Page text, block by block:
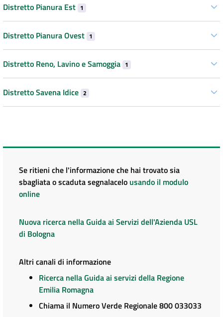
Distretto Pianura Est 1
Distretto Pianura Ovest 1
Distretto Reno, Lavino e Samoggia 1
Distretto Savena Idice 2
Se ritieni che l'informazione che hai trovato sia
sbagliata o scaduta segnalacelo usando il modulo
online
Nuova ricerca nella Guida ai Servizi dell'Azienda USL
di Bologna
Altri canali di informazione
Ricerca nella Guida ai servizi della Regione
Emilia Romagna
Chiama il Numero Verde Regionale 800 033033